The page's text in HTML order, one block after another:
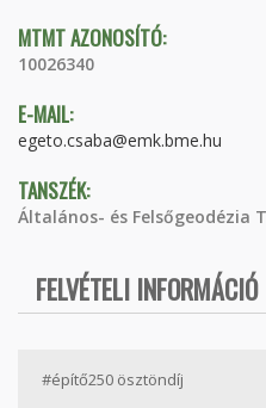
MTMT AZONOSÍTÓ:
10026340
E-MAIL:
egeto.csaba@emk.bme.hu
TANSZÉK:
Általános- és Felsőgeodézia
FELVÉTELI INFORMÁCIÓ
#építő250 ösztöndíj